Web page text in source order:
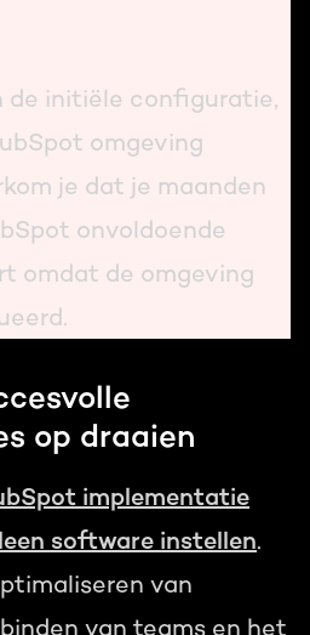
de initiële configuratie,
omgeving
je dat je maanden
onvoldoende
omdat de omgeving
op draaien
implementatie
software instellen.
van
van teams en het